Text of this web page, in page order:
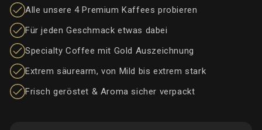
Alle unsere 4 Premium Kaffees probieren
Für jeden Geschmack etwas dabei
Specialty Coffee mit Gold Auszeichnung
Extrem säurearm, von Mild bis extrem stark
Frisch geröstet & Aroma sicher verpackt